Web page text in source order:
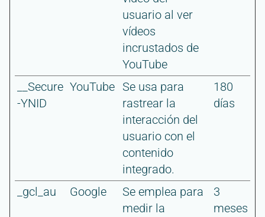
usuario al ver
vídeos
incrustados de
YouTube
__Secure
-YNID
YouTube Se usa para
rastrear la
interacción del
usuario con el
contenido
integrado.
180
días
_gcl_au Google
Se emplea para
medir la
3
meses